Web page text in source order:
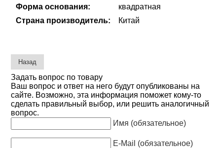
Форма основания:
квадратная
Страна производитель:
Китай
Задать вопрос по товару
Ваш вопрос и ответ на него будут опубликованы на
сайте. Возможно, эта информация поможет кому-то
сделать правильный выбор, или решить аналогичный
вопрос.
Имя (обязательное)
E-Mail (обязательное)